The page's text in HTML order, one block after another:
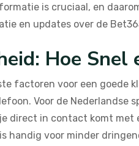
is cruciaal, en
en updates over de
Hoe
factoren voor een goede
Voor de Nederlandse
direct in contact komt met
handig voor minder